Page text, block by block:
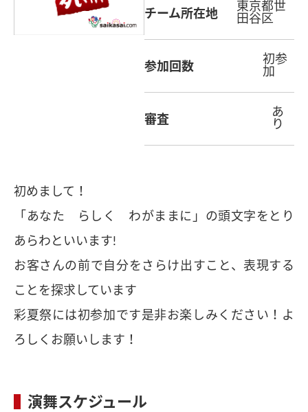
チーム所在地
東京都世
田谷区
参加回数
初参
加
審査
あ
り
初めまして！
「あなた らしく わがままに」の頭文字をとり
あらわといいます!
お客さんの前で自分をさらけ出すこと、表現する
ことを探求しています
彩夏祭には初参加です是非お楽しみください！よ
ろしくお願いします！
演舞スケジュール